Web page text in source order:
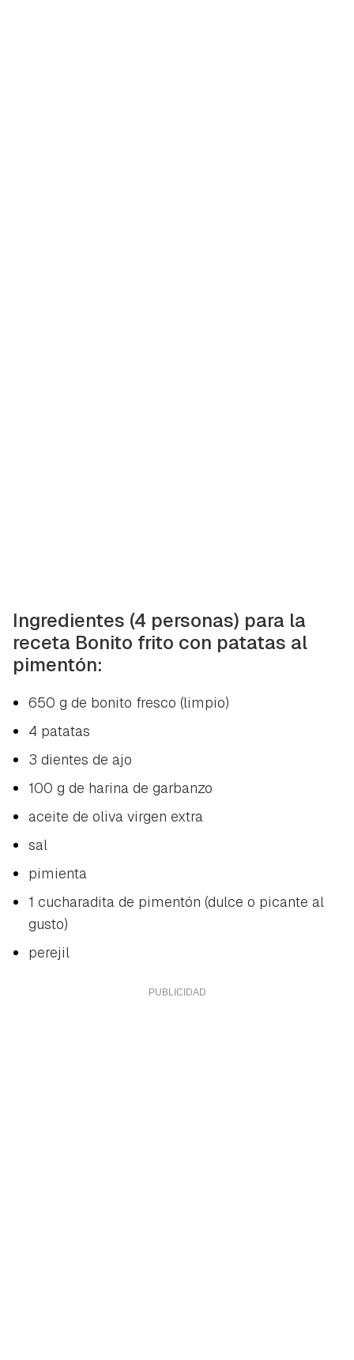
Ingredientes (4 personas) para la
receta Bonito frito con patatas al
pimentón:
650 g de bonito fresco (limpio)
4 patatas
3 dientes de ajo
100 g de harina de garbanzo
aceite de oliva virgen extra
sal
pimienta
1 cucharadita de pimentón (dulce o picante al
gusto)
perejil